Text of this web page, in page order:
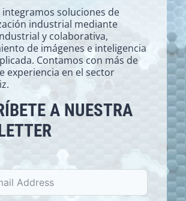
integramos soluciones de
industrial mediante
y colaborativa,
de imágenes e inteligencia
Contamos con más de
experiencia en el sector
A NUESTRA